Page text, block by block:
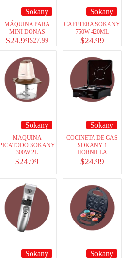
Sokany
MÁQUINA PARA
MINI DONAS
$27.99
$24.99
Sokany
CAFETERA SOKANY
750W 420ML
$24.99
Sokany
MAQUINA
SOKANY
300W 2L
$24.99
Sokany
COCINETA DE GAS
SOKANY 1
HORNILLA
$24.99
Sokany Sokany